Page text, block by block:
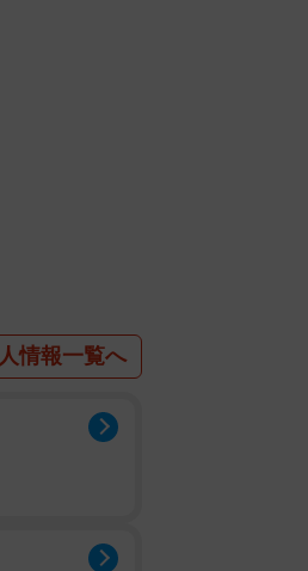
ポートの実務経
」を感じ、訪
情報一覧へ